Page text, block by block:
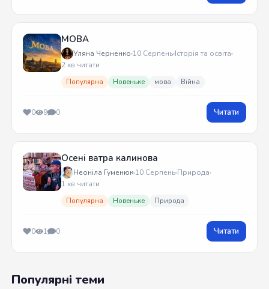
МОВА
Уляна Черненко 10 Серпень Історія та освіта
2 хв читати
Популярна Новеньке мова Війна
0 9 0 Читати
Осені ватра калинова
Неоніла Гуменюк 10 Серпень Природа
1 хв читати
Популярна Новеньке Природа
0 1 0 Читати
Популярні теми